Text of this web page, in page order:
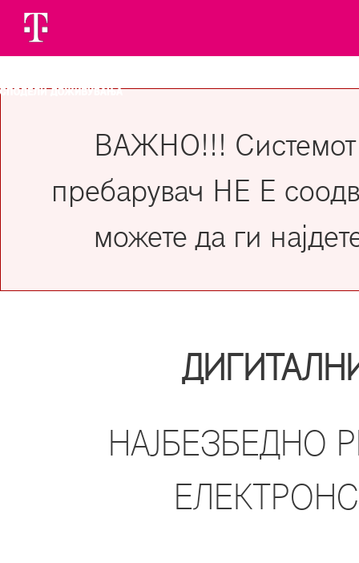
ВАЖНО!!! Системот
пребарувач НЕ Е
можете да ги
НАЈБЕЗБЕДНО